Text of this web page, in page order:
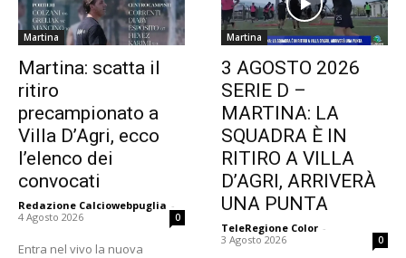
Martina
Martina: scatta il
ritiro
precampionato a
Villa D’Agri, ecco
l’elenco dei
convocati
Redazione Calciowebpuglia -
4 Agosto 2026
0
Entra nel vivo la nuova
Martina
3 AGOSTO 2026
SERIE D –
MARTINA: LA
SQUADRA È IN
RITIRO A VILLA
D’AGRI, ARRIVERÀ
UNA PUNTA
TeleRegione Color -
3 Agosto 2026
0